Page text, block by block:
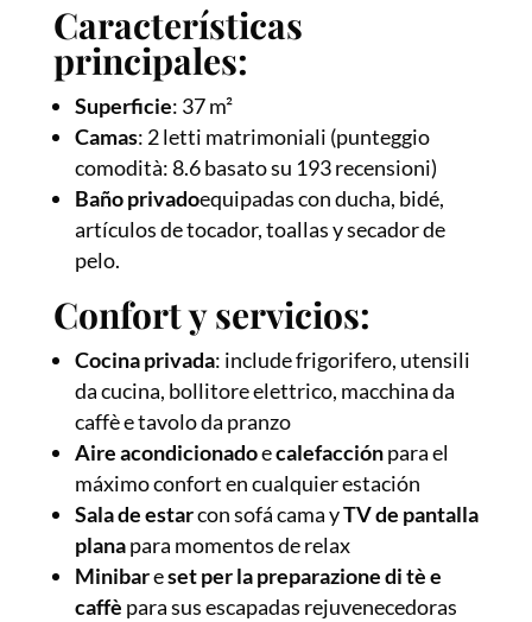
Características
principales:
Superficie: 37 m²
Camas: 2 letti matrimoniali (punteggio
comodità: 8.6 basato su 193 recensioni)
Baño privadoequipadas con ducha, bidé,
artículos de tocador, toallas y secador de
pelo.
Confort y servicios:
Cocina privada: include frigorifero, utensili
da cucina, bollitore elettrico, macchina da
caffè e tavolo da pranzo
Aire acondicionadoecalefacciónpara el
máximo confort en cualquier estación
Sala de estarcon sofá cama yTV de pantalla
planapara momentos de relax
Minibareset per la preparazione di tè e
caffè para sus escapadas rejuvenecedoras